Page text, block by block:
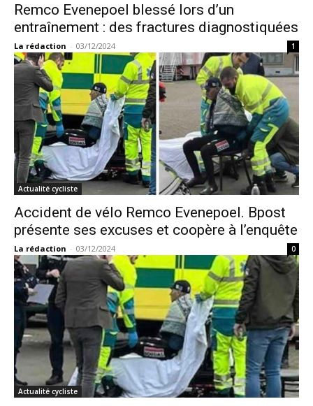
Remco Evenepoel blessé lors d’un
entraînement : des fractures diagnostiquées
La rédaction - 03/12/2024 1
Actualité cycliste
Accident de vélo Remco Evenepoel. Bpost
présente ses excuses et coopère à l’enquête
La rédaction - 03/12/2024 0
Actualité cycliste